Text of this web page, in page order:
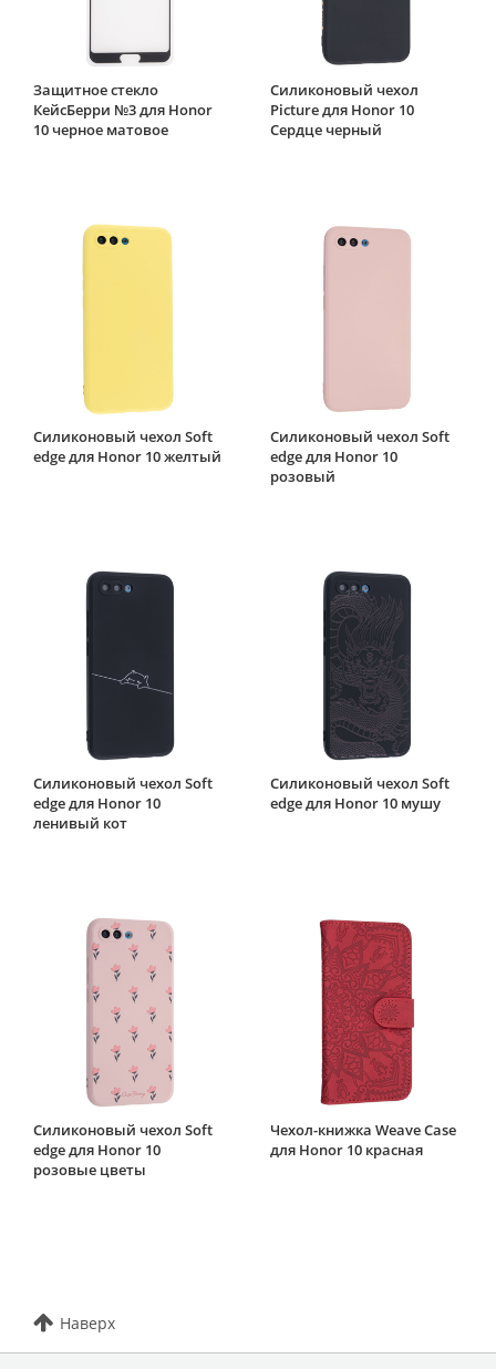
Защитное стекло
КейсБерри №3 для Honor
10 черное матовое
Силиконовый чехол
Picture для Honor 10
Сердце черный
Силиконовый чехол Soft
edge для Honor 10 желтый
Силиконовый чехол Soft
edge для Honor 10
розовый
Силиконовый чехол Soft
edge для Honor 10
ленивый кот
Силиконовый чехол Soft
edge для Honor 10 мушу
Силиконовый чехол Soft
edge для Honor 10
розовые цветы
Чехол-книжка Weave Case
для Honor 10 красная
Наверх